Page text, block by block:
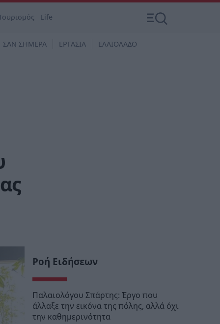
Life
ΣΑΝ ΣΗΜΕΡΑ ΕΡΓΑΣΙΑ ΕΛΑΙΟΛΑΔΟ
Ροή Ειδήσεων
Παλαιολόγου Σπάρτης: Έργο που
άλλαξε την εικόνα της πόλης, αλλά όχι
την καθημερινότητα